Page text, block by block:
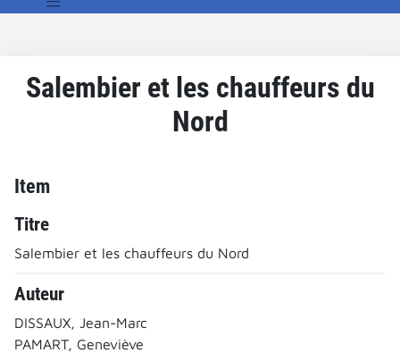
Salembier et les chauffeurs du
Nord
Item
Titre
Salembier et les chauffeurs du Nord
Auteur
DISSAUX, Jean-Marc
PAMART, Geneviève